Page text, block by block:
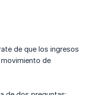
de que los ingresos
de